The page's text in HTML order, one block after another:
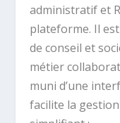
administratif et
plateforme. Il est
de conseil et
métier
muni d’une
facilite la